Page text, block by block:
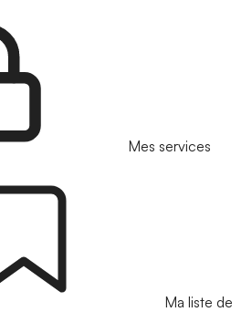
Mes services
Ma liste de